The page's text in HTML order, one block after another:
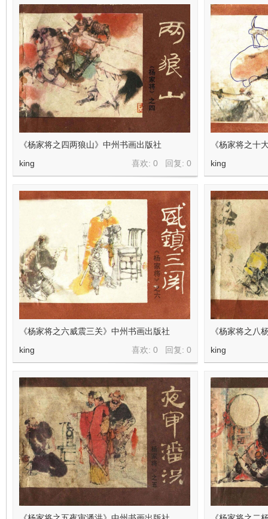
《杨家将之四两狼山》中州书画出版社
喜欢: 0 回复: 0
king
《杨家将之十
king
《杨家将之六威震三关》中州书画出版社
喜欢: 0 回复: 0
king
《杨家将之八
king